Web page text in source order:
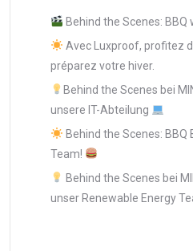
Behind the Scenes: BBQ
Avec Luxproof, profitez
préparez votre hiver.
Behind the Scenes bei
unsere IT-Abteilung
Behind the Scenes: BBQ
Team!
Behind the Scenes bei
unser Renewable Energy